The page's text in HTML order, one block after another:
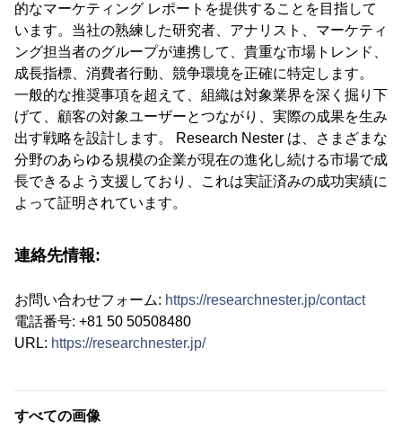
的なマーケティング レポートを提供することを目指して
います。当社の熟練した研究者、アナリスト、マーケティ
ング担当者のグループが連携して、貴重な市場トレンド、
成長指標、消費者行動、競争環境を正確に特定します。
一般的な推奨事項を超えて、組織は対象業界を深く掘り下
げて、顧客の対象ユーザーとつながり、実際の成果を生み
出す戦略を設計します。 Research Nester は、さまざまな
分野のあらゆる規模の企業が現在の進化し続ける市場で成
長できるよう支援しており、これは実証済みの成功実績に
よって証明されています。
連絡先情報:
お問い合わせフォーム: https://researchnester.jp/contact
電話番号: +81 50 50508480
URL: https://researchnester.jp/
すべての画像